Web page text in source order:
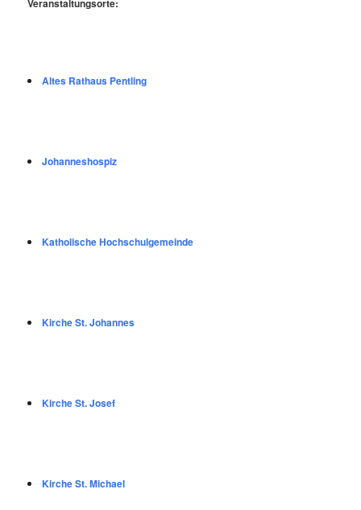
Altes Rathaus Pentling
Johanneshospiz
Katholische Hochschulgemeinde
Kirche St. Johannes
Kirche St. Josef
Kirche St. Michael